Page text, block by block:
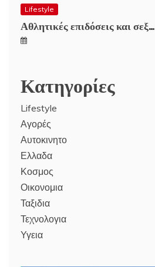
Lifestyle
Αθλητικές επιδόσεις και σεξ…
Κατηγορίες
Lifestyle
Αγορές
Αυτοκινητο
Ελλαδα
Κοσμος
Οικονομια
Ταξιδια
Τεχνολογια
Υγεια